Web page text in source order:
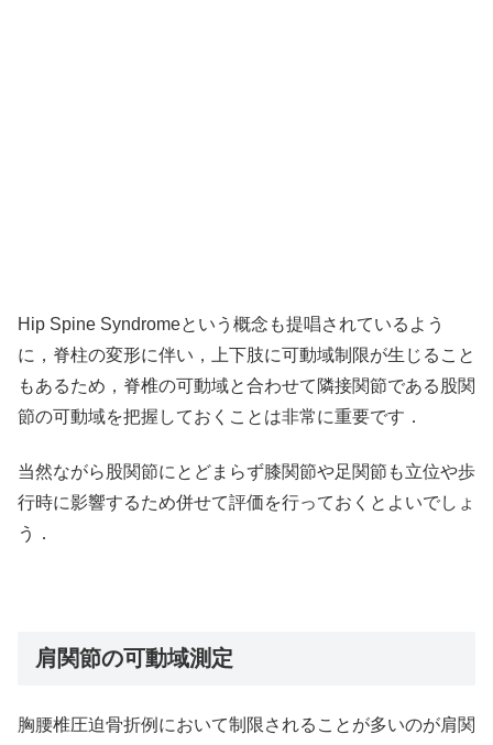
Hip Spine Syndromeという概念も提唱されているよう
に，脊柱の変形に伴い，上下肢に可動域制限が生じること
もあるため，脊椎の可動域と合わせて隣接関節である股関
節の可動域を把握しておくことは非常に重要です．
当然ながら股関節にとどまらず膝関節や足関節も立位や歩
行時に影響するため併せて評価を行っておくとよいでしょ
う．
肩関節の可動域測定
胸腰椎圧迫骨折例において制限されることが多いのが肩関